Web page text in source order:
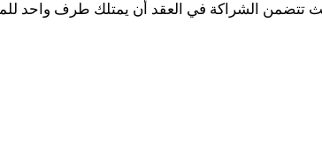
تتضمن الشراكة في العقد أن يمتلك طرف واحد